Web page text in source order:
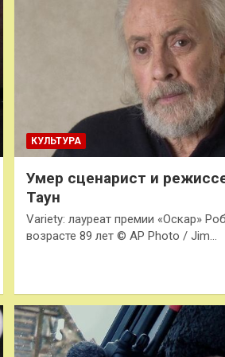
КУЛЬТУРА
Умер сценарист и
Таун
Variety: лауреат премии «Оскар»
возрасте 89 лет © AP Photo / Jim…